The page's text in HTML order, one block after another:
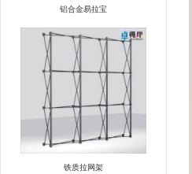
铝合金易拉宝
铁质拉网架